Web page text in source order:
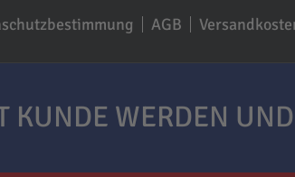
AGB
KUNDE WERDEN